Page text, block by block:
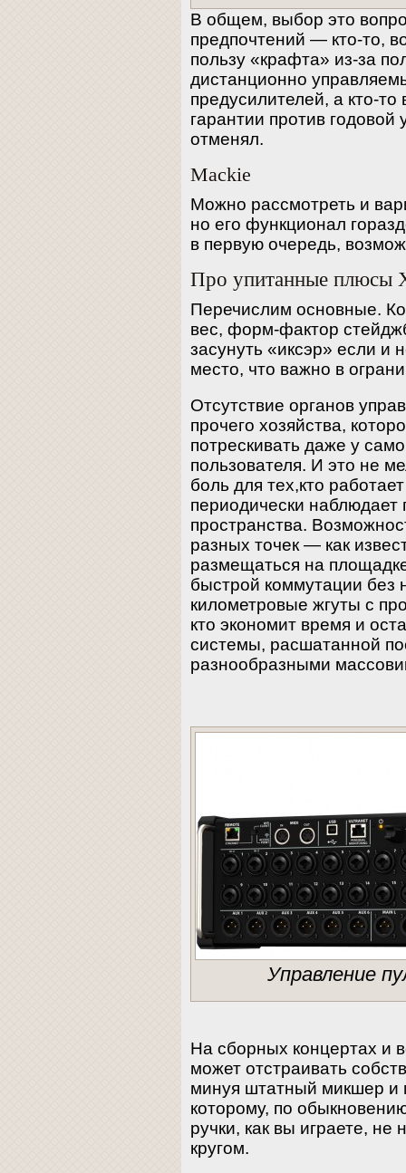
В общем, выбор это
предпочтений — кто-то,
пользу «крафта» из-за
дистанционно
предусилителей, а кто-
гарантии против
отменял.
Mackie
Можно рассмотреть и
но его функционал
в первую очередь,
Про упитанные плюсы
Перечислим основные.
вес, форм-фактор
засунуть «иксэр» если и
место, что важно в
Отсутствие органов
прочего хозяйства,
потрескивать даже у
пользователя. И это не
боль для тех,кто
периодически
пространства.
разных точек — как
размещаться на
быстрой коммутации без
километровые жгуты с
кто экономит время и
системы, расшатанной
разнообразными
Управление
На сборных концертах и
может отстраивать
минуя штатный микшер и
которому, по
ручки, как вы играете,
кругом.